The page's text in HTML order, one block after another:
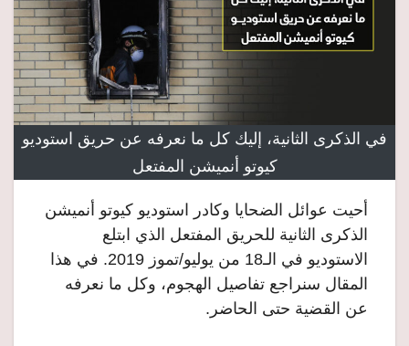
في الذكرى الثانية، إليك كل ما نعرفه عن حريق استوديو
كيوتو أنميشن المفتعل
أحيت عوائل الضحايا وكادر استوديو كيوتو أنميشن
الذكرى الثانية للحريق المفتعل الذي ابتلع
الاستوديو في الـ18 من يوليو/تموز 2019. في هذا
المقال سنراجع تفاصيل الهجوم، وكل ما نعرفه
عن القضية حتى الحاضر.